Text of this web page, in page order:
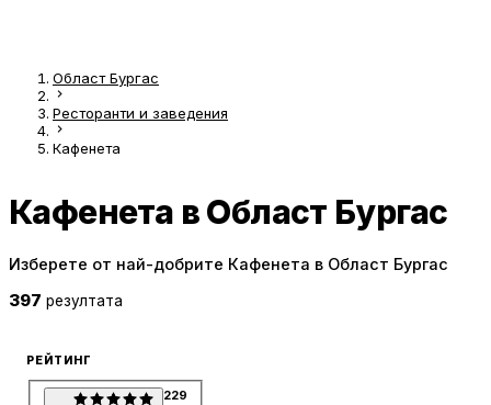
Област Бургас
Ресторанти и заведения
Кафенета
Кафенета в Област Бургас
Изберете от най-добрите Кафенета в Област Бургас
397 резултата
РЕЙТИНГ
229